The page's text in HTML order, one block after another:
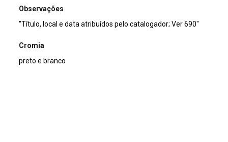
Observações
"Título, local e data atribuídos pelo catalogador; Ver 690"
Cromia
preto e branco